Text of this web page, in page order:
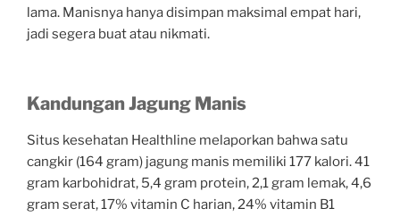
lama. Manisnya hanya disimpan maksimal empat hari,
jadi segera buat atau nikmati.
Kandungan Jagung Manis
Situs kesehatan Healthline melaporkan bahwa satu
cangkir (164 gram) jagung manis memiliki 177 kalori. 41
gram karbohidrat, 5,4 gram protein, 2,1 gram lemak, 4,6
gram serat, 17% vitamin C harian, 24% vitamin B1